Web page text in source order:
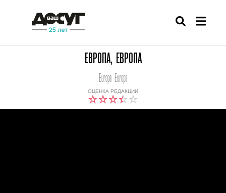
ЕВРОПА, ЕВРОПА
ОЦЕНКА РЕДАКЦИИ
Europa Europa